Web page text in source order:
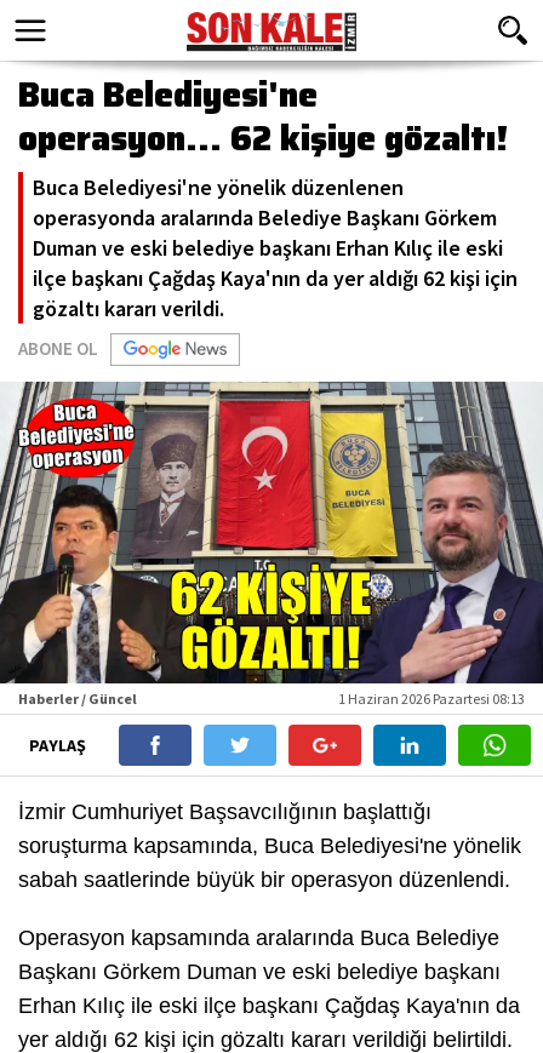
Buca Belediyesi'ne
operasyon... 62 kişiye gözaltı!
Buca Belediyesi'ne yönelik düzenlenen
operasyonda aralarında Belediye Başkanı Görkem
Duman ve eski belediye başkanı Erhan Kılıç ile eski
ilçe başkanı Çağdaş Kaya'nın da yer aldığı 62 kişi için
gözaltı kararı verildi.
ABONE OL
Haberler / Güncel 1 Haziran 2026 Pazartesi 08:13
PAYLAŞ
İzmir Cumhuriyet Başsavcılığının başlattığı
soruşturma kapsamında, Buca Belediyesi'ne yönelik
sabah saatlerinde büyük bir operasyon düzenlendi.
Operasyon kapsamında aralarında Buca Belediye
Başkanı Görkem Duman ve eski belediye başkanı
Erhan Kılıç ile eski ilçe başkanı Çağdaş Kaya'nın da
yer aldığı 62 kişi için gözaltı kararı verildiği belirtildi.